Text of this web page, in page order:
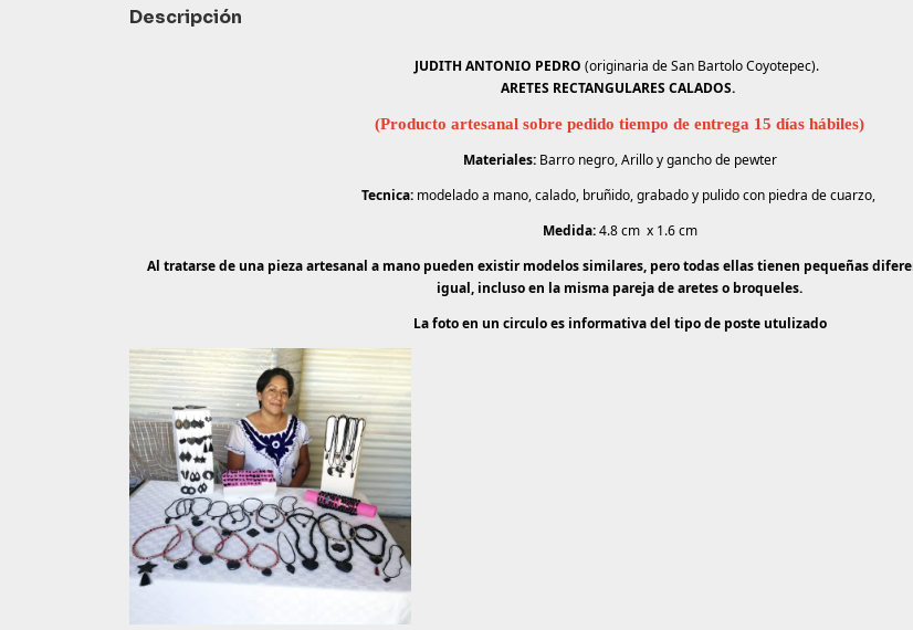
Descripción
JUDITH ANTONIO PEDRO (originaria de San Bartolo Coyotepec).
ARETES RECTANGULARES CALADOS.
(Producto artesanal sobre pedido tiempo de entrega 15 días hábiles)
Materiales: Barro negro, Arillo y gancho de pewter
Tecnica: modelado a mano, calado, bruñido, grabado y pulido con piedra de cuarzo,
Medida:4.8 cm x 1.6 cm
Al tratarse de una pieza artesanal a mano pueden existir modelos similares, pero todas ellas tienen pequeñas
igual, incluso en la misma pareja de aretes o broqueles.
La foto en un circulo es informativa del tipo de poste utulizado